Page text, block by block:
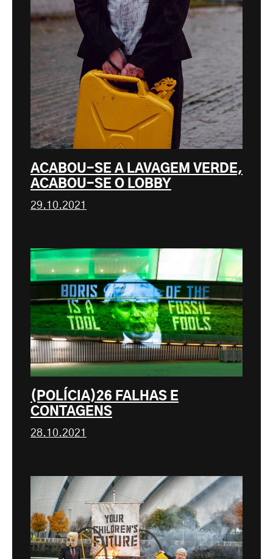
ACABOU-SE A LAVAGEM VERDE,
ACABOU-SE O LOBBY
29.10.2021
(POLÍCIA)26 FALHAS E
CONTAGENS
28.10.2021